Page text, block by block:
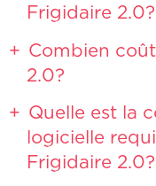
Frigidaire 2.0?
Combien
2.0?
Quelle est la
logicielle
Frigidaire 2.0?